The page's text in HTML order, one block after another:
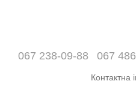
067 238-09-88 067
Контактна